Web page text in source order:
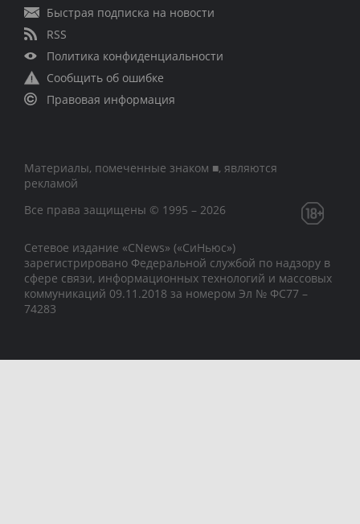
Быстрая подписка на новости
RSS
Политика конфиденциальности
Сообщить об ошибке
Правовая информация
Материалы, помеченные знаком ■, являются
рекламой
Все права защищены © 1995 – 2026
Сетевое издание «CNews» («СиНьюс»)
зарегистрировано Федеральной службой по надзору в
сфере связи, информационных технологий и массовых
коммуникаций 09.11.2018 за номером Эл № ФС77 –
74283